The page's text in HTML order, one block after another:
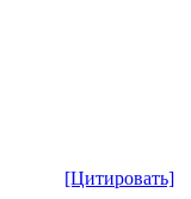
[Цитировать]